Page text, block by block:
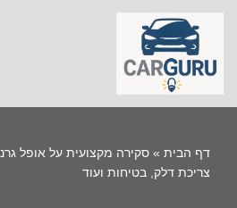
Skip
to
content
דף הבית » סקירה מקצועית על אופל
צריכת דלק, בטיחות ועוד